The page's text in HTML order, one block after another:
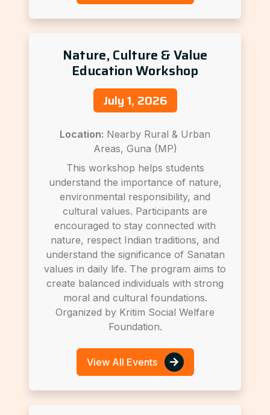
Nature, Culture & Value
Education Workshop
July 1, 2026
Location: Nearby Rural & Urban
Areas, Guna (MP)
This workshop helps students
understand the importance of nature,
environmental responsibility, and
cultural values. Participants are
encouraged to stay connected with
nature, respect Indian traditions, and
understand the significance of Sanatan
values in daily life. The program aims to
create balanced individuals with strong
moral and cultural foundations.
Organized by Kritim Social Welfare
Foundation.
View All Events